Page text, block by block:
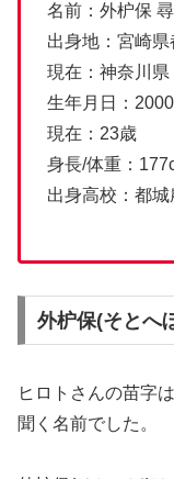
名前：外枦保
出身地：宮崎県
現在：神奈川県
生年月日：
現在：23歳
身長/体重：
出身高校：都城
外枦保(そとへ
ヒロトさんの苗字
聞く名前でした。